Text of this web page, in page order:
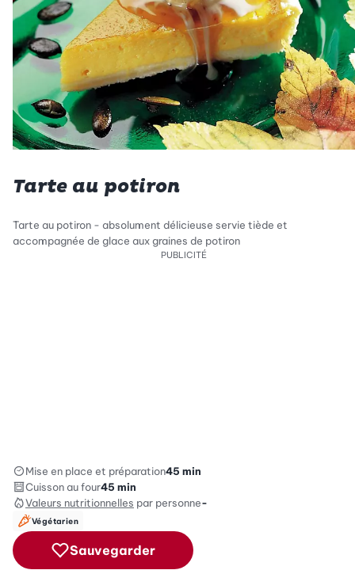
Tarte au potiron
Tarte au potiron - absolument délicieuse servie tiède et
accompagnée de glace aux graines de potiron
PUBLICITÉ
Mise en place et préparation45 min
Cuisson au four45 min
Valeurs nutritionnelles par personne-
Végétarien
Sauvegarder